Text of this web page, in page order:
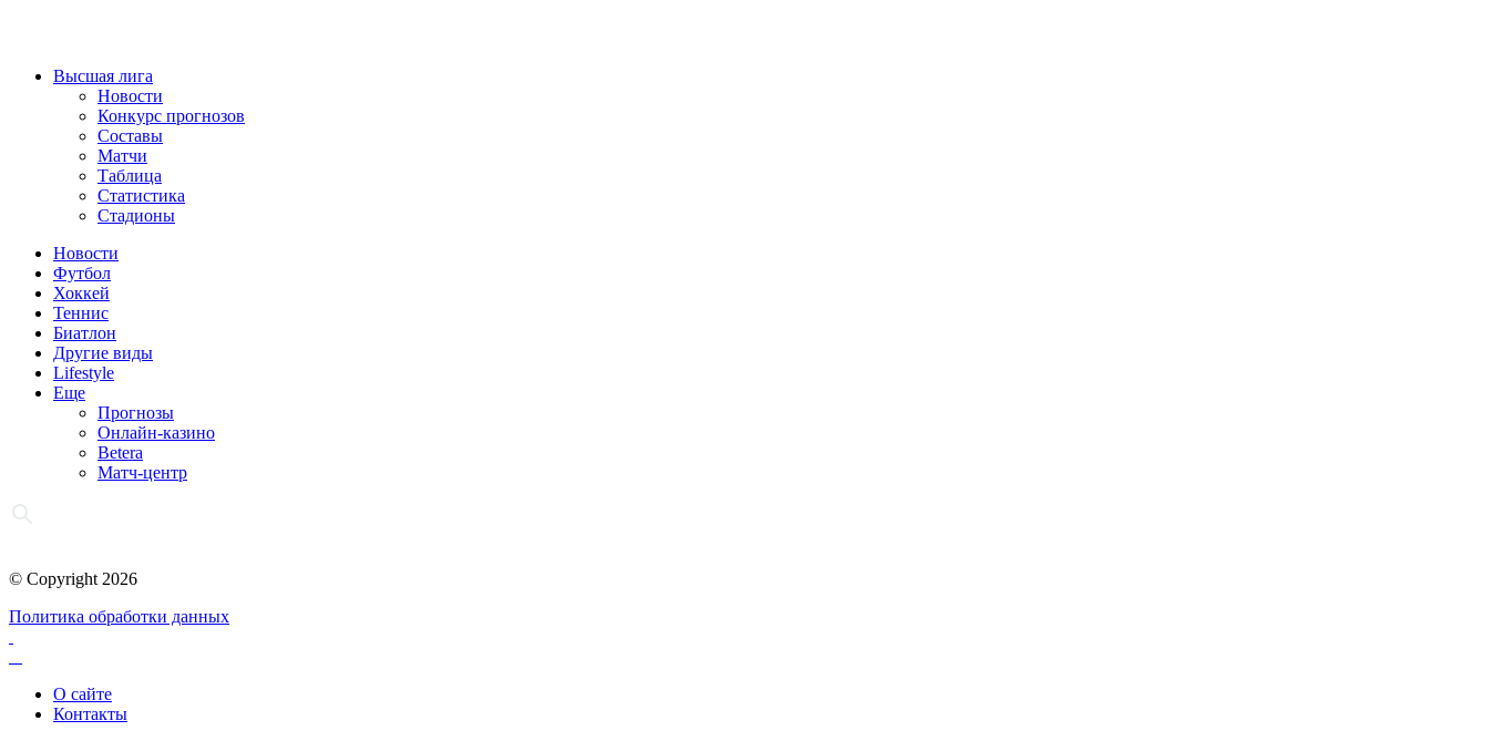
Высшая лига
Новости
Конкурс прогнозов
Составы
Матчи
Таблица
Статистика
Стадионы
Новости
Футбол
Хоккей
Теннис
Биатлон
Другие виды
Lifestyle
Еще
Прогнозы
Онлайн-казино
Betera
Матч-центр
© Copyright 2026
Политика обработки данных
О сайте
Контакты